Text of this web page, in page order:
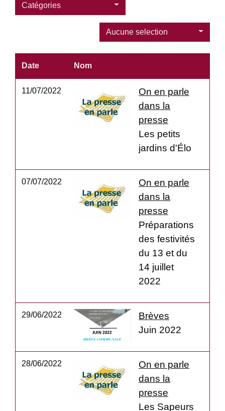
Catégories
Aucune selection
Date Nom
11/07/2022
On en parle
dans la
presse
Les petits
jardins d'Élo
07/07/2022
On en parle
dans la
presse
Préparations
des festivités
du 13 et du
14 juillet
2022
29/06/2022
Brèves
Juin 2022
28/06/2022
On en parle
dans la
presse
Les Sapeurs